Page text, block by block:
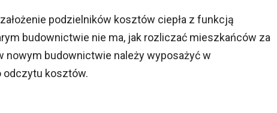
podzielników kosztów ciepła z funkcją
budownictwie nie ma, jak rozliczać mieszkańców za
nowym budownictwie należy wyposażyć w
odczytu kosztów.